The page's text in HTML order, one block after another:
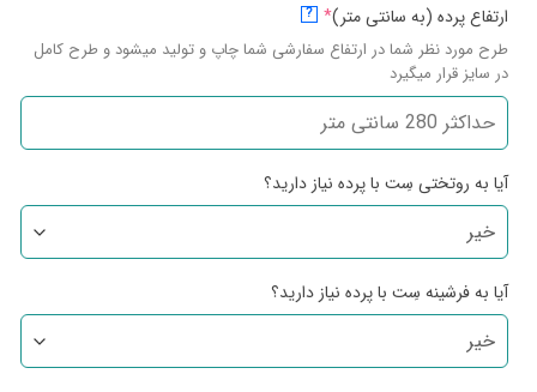
ارتفاع پرده (به سانتی متر)*
?
طرح مورد نظر شما در ارتفاع سفارشی شما چاپ و تولید میشود و طرح کامل
در سایز قرار میگیرد
آیا به روتختی سِت با پرده نیاز دارید؟
آیا به فرشینه سِت با پرده نیاز دارید؟